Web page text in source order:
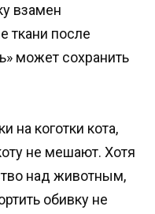
взамен
ткани после
может сохранить
на коготки кота,
не мешают. Хотя
над животным,
обивку не